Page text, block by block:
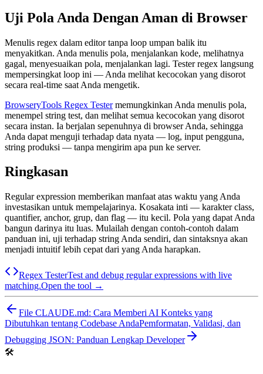
Uji Pola Anda Dengan Aman di Browser
Menulis regex dalam editor tanpa loop umpan balik itu
menyakitkan. Anda menulis pola, menjalankan kode, melihatnya
gagal, menyesuaikan pola, menjalankan lagi. Tester regex langsung
mempersingkat loop ini — Anda melihat kecocokan yang disorot
secara real-time saat Anda mengetik.
BrowseryTools Regex Testermemungkinkan Anda menulis pola,
menempel string test, dan melihat semua kecocokan yang disorot
secara instan. Ia berjalan sepenuhnya di browser Anda, sehingga
Anda dapat menguji terhadap data nyata — log, input pengguna,
string produksi — tanpa mengirim apa pun ke server.
Ringkasan
Regular expression memberikan manfaat atas waktu yang Anda
investasikan untuk mempelajarinya. Kosakata inti — karakter class,
quantifier, anchor, grup, dan flag — itu kecil. Pola yang dapat Anda
bangun darinya itu luas. Mulailah dengan contoh-contoh dalam
panduan ini, uji terhadap string Anda sendiri, dan sintaksnya akan
menjadi intuitif lebih cepat dari yang Anda harapkan.
Regex TesterTest and debug regular expressions with live
matching.Open the tool →
File CLAUDE.md: Cara Memberi AI Konteks yang
Dibutuhkan tentang Codebase AndaPemformatan, Validasi, dan
Debugging JSON: Panduan Lengkap Developer
🛠️